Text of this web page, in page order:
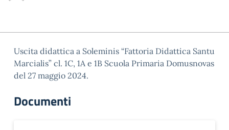
Uscita didattica a Soleminis “Fattoria Didattica Santu
Marcialis” cl. 1C, 1A e 1B Scuola Primaria Domusnovas
del 27 maggio 2024.
Documenti